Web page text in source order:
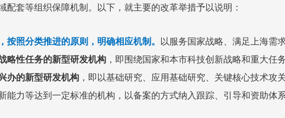
套等组织保障机制。
以下，就主要的改革举措予以说明：
照分类推进的原则，明确相应机制。
以服务国家战略、满足上海需
略性任务的新型研发机构 ，即围绕国家和本市科技创新战略和重大任
办的新型研发机构 ，即以基础研究、应用基础研究、关键核心技术攻
力等达到一定标准的机构，以备案的方式纳入跟踪、引导和资助体系